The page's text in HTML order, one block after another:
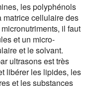
les polyphénols
matrice cellulaire des
il faut
et un micro-
et le solvant.
ultrasons est très
libérer les lipides, les
et les substances